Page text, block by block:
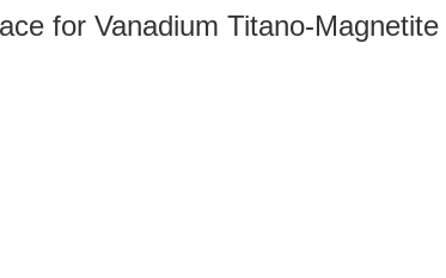
for Vanadium Titano-Magnetite